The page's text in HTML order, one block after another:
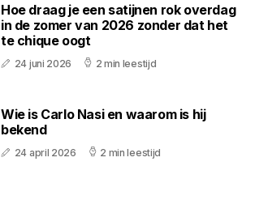
Hoe draag je een satijnen rok overdag
in de zomer van 2026 zonder dat het
te chique oogt
24 juni 2026 2 min leestijd
Wie is Carlo Nasi en waarom is hij
bekend
24 april 2026 2 min leestijd